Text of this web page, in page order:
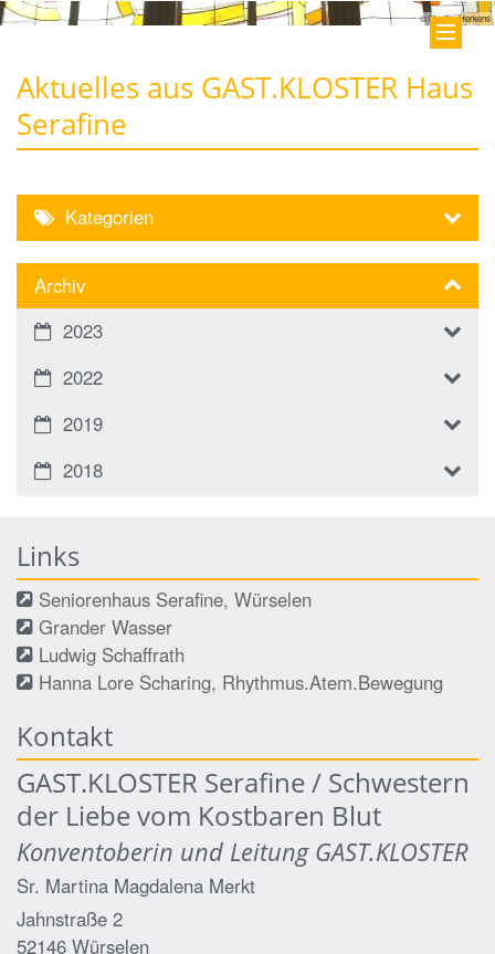
© Monika Herkens
Aktuelles aus GAST.KLOSTER Haus
Serafine
Kategorien
Archiv
2023
2022
2019
2018
Links
Seniorenhaus Serafine, Würselen
Grander Wasser
Ludwig Schaffrath
Hanna Lore Scharing, Rhythmus.Atem.Bewegung
Kontakt
GAST.KLOSTER Serafine / Schwestern
der Liebe vom Kostbaren Blut
Konventoberin und Leitung GAST.KLOSTER
Sr. Martina Magdalena Merkt
Jahnstraße 2
52146 Würselen